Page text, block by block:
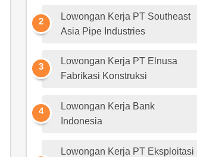
Lowongan Kerja PT Southeast
Asia Pipe Industries
Lowongan Kerja PT Elnusa
Fabrikasi Konstruksi
Lowongan Kerja Bank
Indonesia
Lowongan Kerja PT Eksploitasi